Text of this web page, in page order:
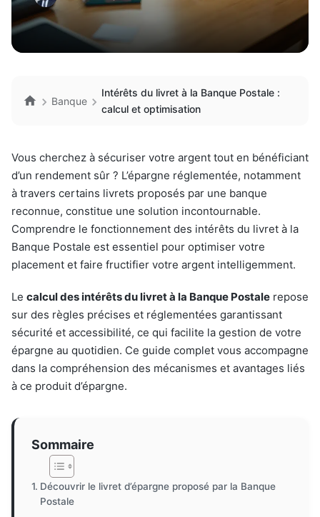
Banque
Intérêts du livret à la Banque Postale :
calcul et optimisation
Vous cherchez à sécuriser votre argent tout en bénéficiant
d’un rendement sûr ? L’épargne réglementée, notamment
à travers certains livrets proposés par une banque
reconnue, constitue une solution incontournable.
Comprendre le fonctionnement des intérêts du livret à la
Banque Postale est essentiel pour optimiser votre
placement et faire fructifier votre argent intelligemment.
Le calcul des intérêts du livret à la Banque Postale repose
sur des règles précises et réglementées garantissant
sécurité et accessibilité, ce qui facilite la gestion de votre
épargne au quotidien. Ce guide complet vous accompagne
dans la compréhension des mécanismes et avantages liés
à ce produit d’épargne.
Sommaire
Découvrir le livret d’épargne proposé par la Banque
Postale